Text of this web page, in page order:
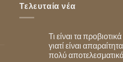
Τελευταία νέα
Τι είναι τα προβιοτικά
γιατί είναι
πολύ